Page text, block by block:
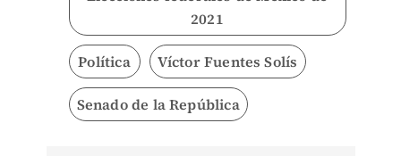
2021
Política Víctor Fuentes Solís
Senado de la República